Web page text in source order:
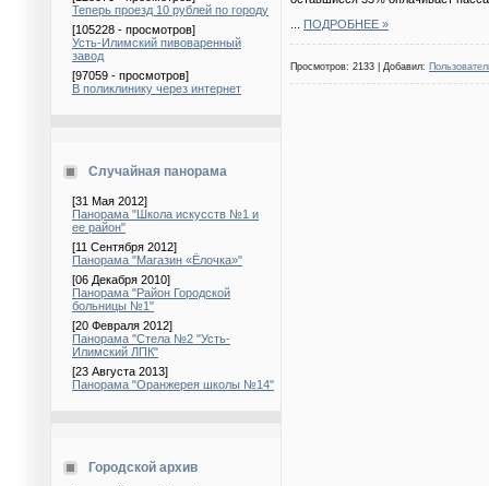
Теперь проезд 10 рублей по городу
[105228 - просмотров]
Усть-Илимский пивоваренный
завод
[97059 - просмотров]
В поликлинику через интернет
Случайная панорама
[31 Мая 2012]
Панорама "Школа искусств №1 и
ее район"
[11 Сентября 2012]
Панорама "Магазин «Ёлочка»"
[06 Декабря 2010]
Панорама "Район Городской
больницы №1"
[20 Февраля 2012]
Панорама "Стела №2 "Усть-
Илимский ЛПК"
[23 Августа 2013]
Панорама "Оранжерея школы №14"
Городской архив
ПОДРОБНЕЕ »
Просмотров: 2133 | Добавил: